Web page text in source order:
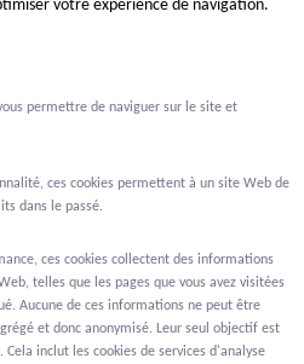
15 20 93 44
Malines
votre éxperience de navigation.
permettre de naviguer sur le site et
ces cookies permettent à un site Web de
dans le passé.
ces cookies collectent des informations
telles que les pages que vous avez visitées
Aucune de ces informations ne peut être
et donc anonymisé. Leur seul objectif est
inclut les cookies de services d'analyse